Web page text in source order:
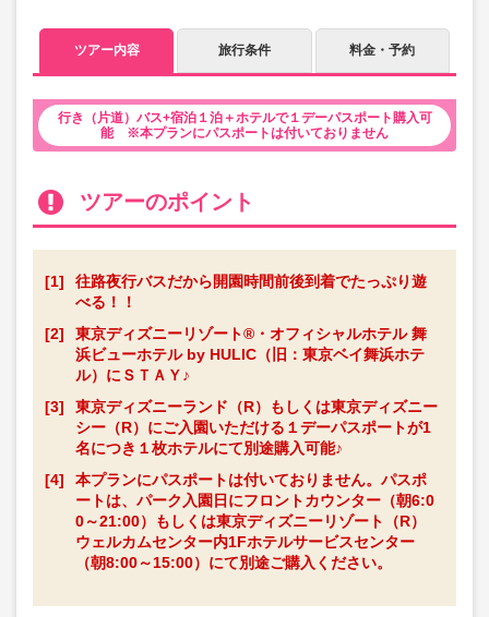
ツアー内容 旅行条件 料金・予約
行き（片道）バス+宿泊１泊＋ホテルで１デーパスポート購入可
能 ※本プランにパスポートは付いておりません
ツアーのポイント
[1]
往路夜行バスだから開園時間前後到着でたっぷり遊
べる！！
[2]
東京ディズニーリゾート®・オフィシャルホテル 舞
浜ビューホテル by HULIC（旧：東京ベイ舞浜ホテ
ル）にＳＴＡＹ♪
[3]
東京ディズニーランド（R）もしくは東京ディズニー
シー（R）にご入園いただける１デーパスポートが1
名につき１枚ホテルにて別途購入可能♪
[4]
本プランにパスポートは付いておりません。パスポ
ートは、パーク入園日にフロントカウンター（朝6:0
0～21:00）もしくは東京ディズニーリゾート（R）
ウェルカムセンター内1Fホテルサービスセンター
（朝8:00～15:00）にて別途ご購入ください。